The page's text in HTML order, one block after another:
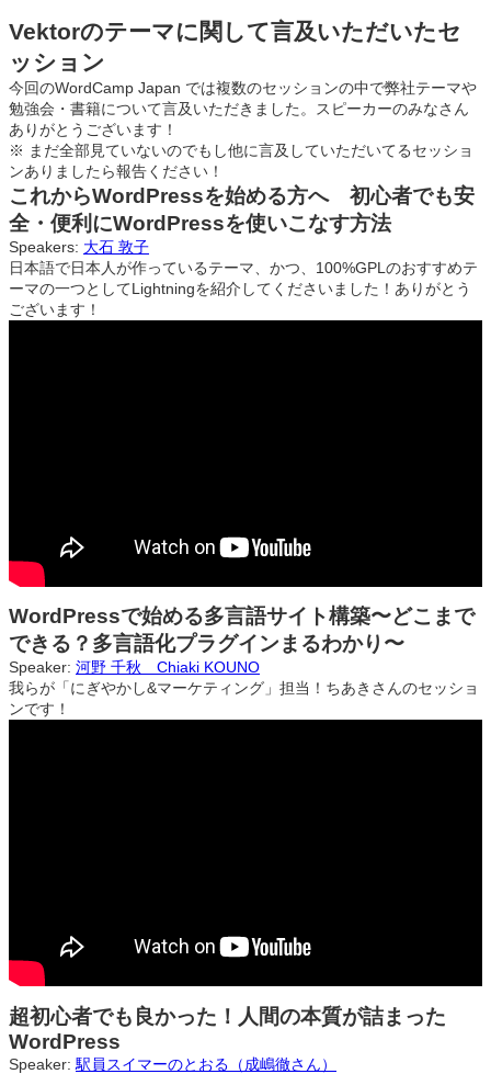
Vektorのテーマに関して言及いただいたセ
ッション
今回のWordCamp Japan では複数のセッションの中で弊社テーマや
勉強会・書籍について言及いただきました。スピーカーのみなさん
ありがとうございます！
※ まだ全部見ていないのでもし他に言及していただいてるセッショ
ンありましたら報告ください！
これからWordPressを始める方へ 初心者でも安
全・便利にWordPressを使いこなす方法
Speakers: 大石 敦子
日本語で日本人が作っているテーマ、かつ、100%GPLのおすすめテ
ーマの一つとしてLightningを紹介してくださいました！ありがとう
ございます！
WordPressで始める多言語サイト構築〜どこまで
できる？多言語化プラグインまるわかり〜
Speaker: 河野 千秋 Chiaki KOUNO
我らが「にぎやかし&マーケティング」担当！ちあきさんのセッショ
ンです！
超初心者でも良かった！人間の本質が詰まった
WordPress
Speaker: 駅員スイマーのとおる（成嶋徹さん）